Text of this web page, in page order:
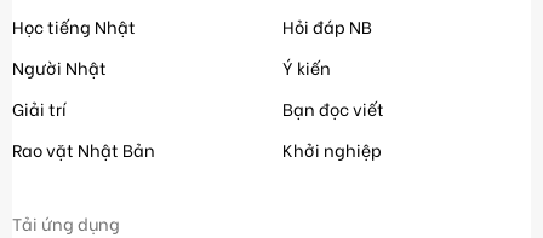
Học tiếng Nhật
Người Nhật
Giải trí
Rao vặt Nhật Bản
Hỏi đáp NB
Ý kiến
Bạn đọc viết
Khởi nghiệp
Tải ứng dụng